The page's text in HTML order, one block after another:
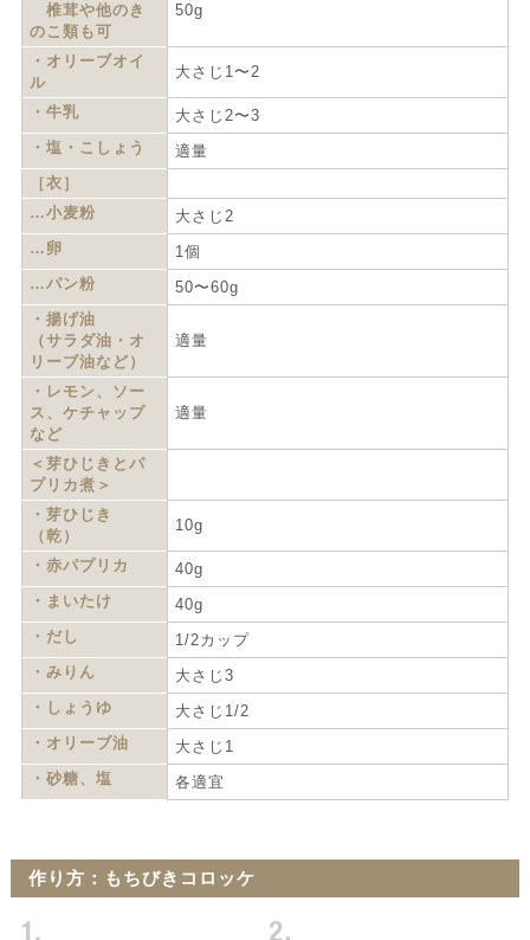
椎茸や他のき
のこ類も可
50g
・オリーブオイ
ル
大さじ1〜2
・牛乳
大さじ2〜3
・塩・こしょう
適量
［衣］
…小麦粉
大さじ2
…卵
1個
…パン粉
50〜60g
・揚げ油
（サラダ油・オ
リーブ油など）
適量
・レモン、ソー
ス、ケチャップ
など
適量
＜芽ひじきとパ
プリカ煮＞
・芽ひじき
（乾）
10g
・赤パプリカ
40g
・まいたけ
40g
・だし
1/2カップ
・みりん
大さじ3
・しょうゆ
大さじ1/2
・オリーブ油
大さじ1
・砂糖、塩
各適宜
作り方：もちびきコロッケ